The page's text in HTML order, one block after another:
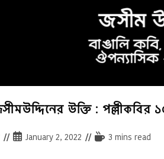
উক্তি : পল্লীকবির
PostJanuary 2, 2022
Reading3 mins read